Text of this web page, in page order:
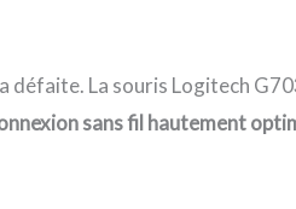
La souris Logitech
sans fil hautement